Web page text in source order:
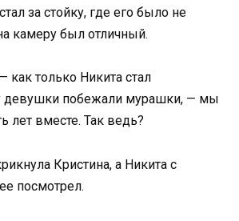
за стойку, где его было не
камеру был отличный.
как только Никита стал
девушки побежали мурашки, — мы
лет вместе. Так ведь?
Кристина, а Никита с
посмотрел.